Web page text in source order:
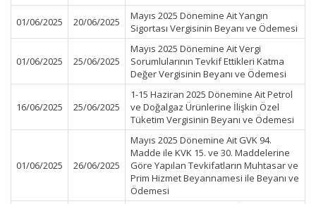
01/06/2025 20/06/2025
Mayıs 2025 Dönemine Ait Yangın
Sigortası Vergisinin Beyanı ve Ödemesi
01/06/2025 25/06/2025
Mayıs 2025 Dönemine Ait Vergi
Sorumlularının Tevkif Ettikleri Katma
Değer Vergisinin Beyanı ve Ödemesi
16/06/2025 25/06/2025
1-15 Haziran 2025 Dönemine Ait Petrol
ve Doğalgaz Ürünlerine İlişkin Özel
Tüketim Vergisinin Beyanı ve Ödemesi
01/06/2025 26/06/2025
Mayıs 2025 Dönemine Ait GVK 94.
Madde ile KVK 15. ve 30. Maddelerine
Göre Yapılan Tevkifatların Muhtasar ve
Prim Hizmet Beyannamesi ile Beyanı ve
Ödemesi